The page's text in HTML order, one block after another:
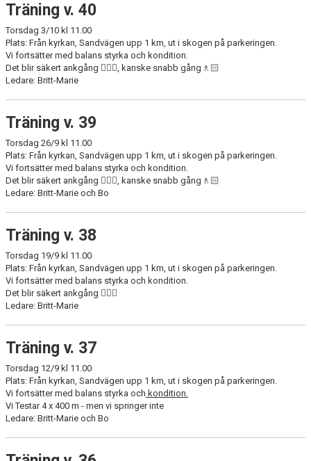
Träning v. 40
Torsdag 3/10 kl 11.00
Plats: Från kyrkan, Sandvägen upp 1 km, ut i skogen på parkeringen.
Vi fortsätter med balans styrka och kondition.
Det blir säkert ankgång 🏋🏻‍♀️, kanske snabb gång🚶🏻
Ledare: Britt-Marie
Träning v. 39
Torsdag 26/9 kl 11.00
Plats: Från kyrkan, Sandvägen upp 1 km, ut i skogen på parkeringen.
Vi fortsätter med balans styrka och kondition.
Det blir säkert ankgång 🏋🏻‍♀️, kanske snabb gång🚶🏻
Ledare: Britt-Marie och Bo
Träning v. 38
Torsdag 19/9 kl 11.00
Plats: Från kyrkan, Sandvägen upp 1 km, ut i skogen på parkeringen.
Vi fortsätter med balans styrka och kondition.
Det blir säkert ankgång 🏋🏻‍♀️
Ledare: Britt-Marie
Träning v. 37
Torsdag 12/9 kl 11.00
Plats: Från kyrkan, Sandvägen upp 1 km, ut i skogen på parkeringen.
Vi fortsätter med balans styrka och kondition.
Vi Testar 4 x 400 m - men vi springer inte
Ledare: Britt-Marie och Bo